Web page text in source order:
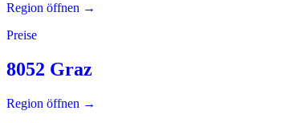
Region öffnen →
Preise
8052 Graz
Region öffnen →